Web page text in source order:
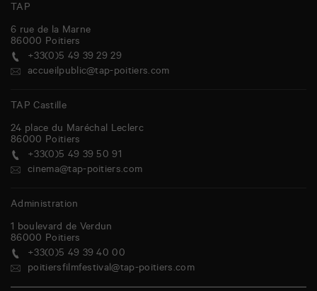
i
g
a
t
i
o
n
TAP
6 rue de la Marne
86000 Poitiers
+33(0)5 49 39 29 29
accueilpublic@tap-poitiers.com
TAP Castille
24 place du Maréchal Leclerc
86000 Poitiers
+33(0)5 49 39 50 91
cinema@tap-poitiers.com
Administration
1 boulevard de Verdun
86000 Poitiers
+33(0)5 49 39 40 00
poitiersfilmfestival@tap-poitiers.com